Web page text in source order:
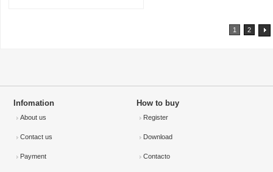
1 2
Infomation
About us
Contact us
Payment
How to buy
Register
Download
Contacto